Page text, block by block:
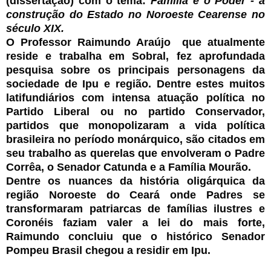
construção do Estado no Noroeste Cearense no
século XIX.
O Professor Raimundo Araújo que atualmente
reside e trabalha em Sobral, fez aprofundada
pesquisa sobre os principais personagens da
sociedade de Ipu e região. Dentre estes muitos
latifundiários com intensa atuação política no
Partido Liberal ou no partido Conservador,
partidos que monopolizaram a vida política
brasileira no período monárquico, são citados em
seu trabalho as querelas que envolveram o Padre
Corrêa, o Senador Catunda e a Família Mourão.
Dentre os nuances da história oligárquica da
região Noroeste do Ceará onde Padres se
transformaram patriarcas de famílias ilustres e
Coronéis faziam valer a lei do mais forte,
Raimundo concluiu que o histórico Senador
Pompeu Brasil chegou a residir em Ipu.